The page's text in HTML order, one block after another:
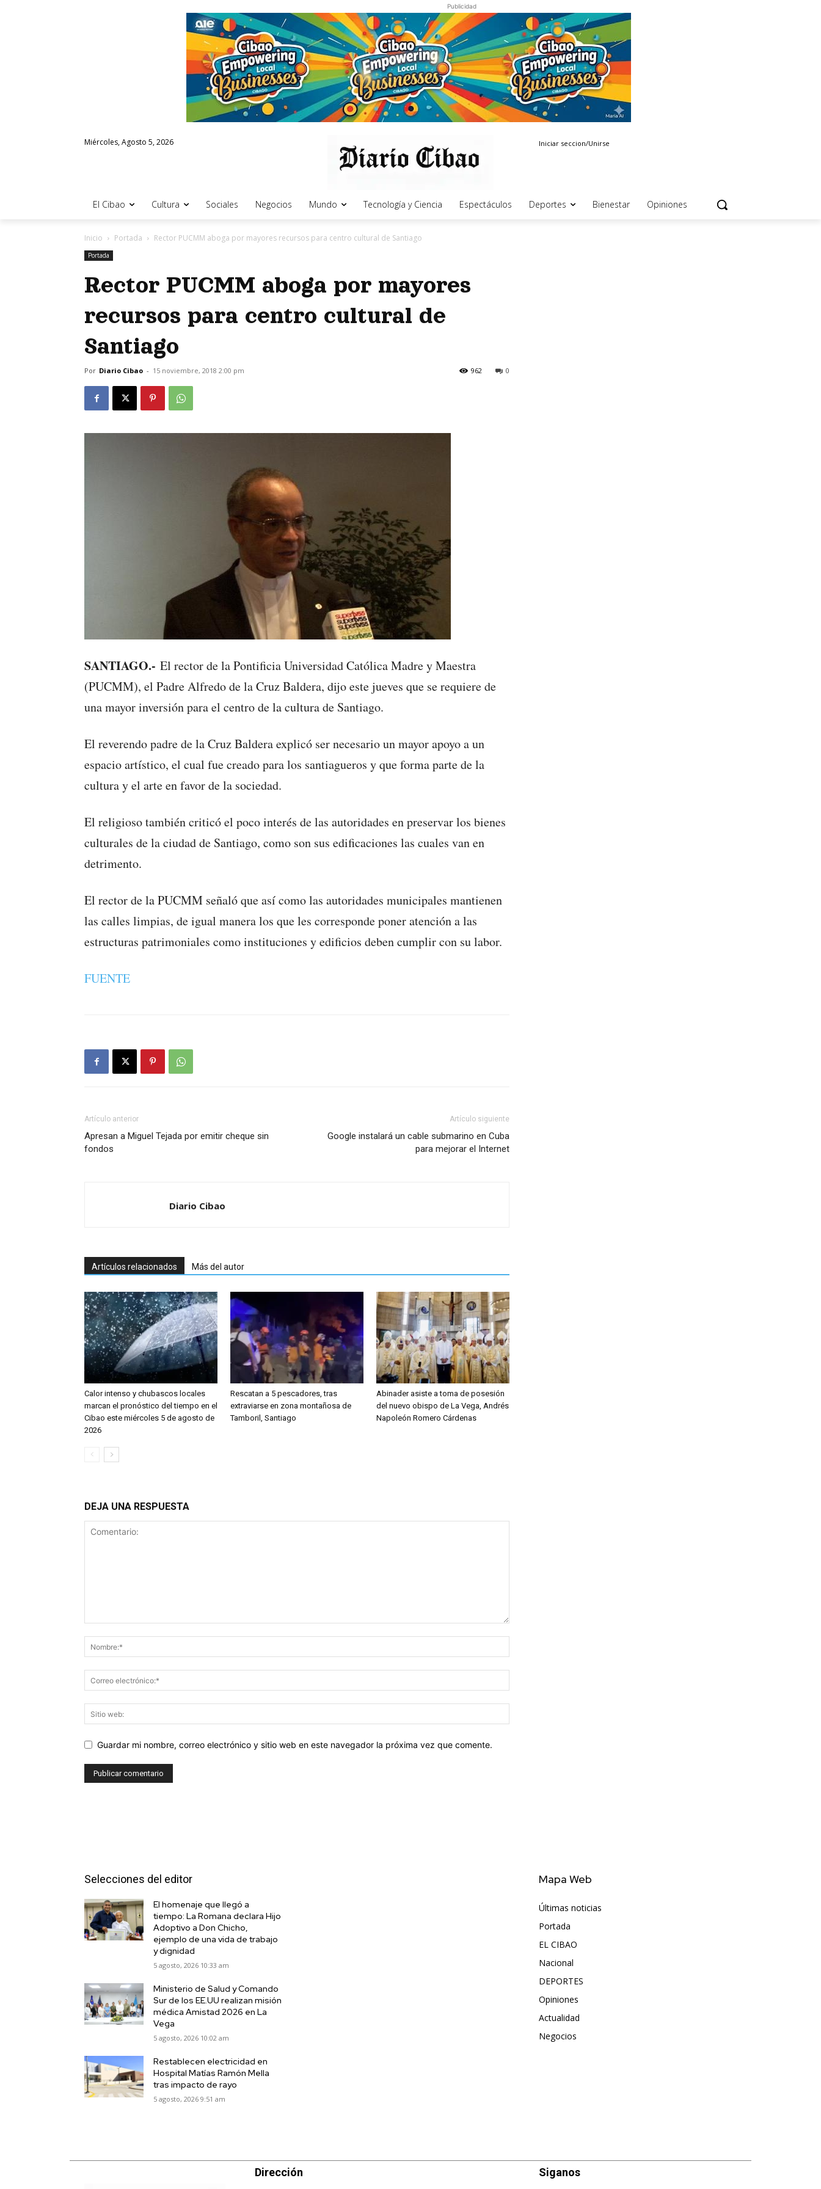
Publicidad
Miércoles, Agosto 5, 2026 Iniciar seccion/Unirse
El Cibao Cultura Sociales Negocios Mundo Tecnología y Ciencia Espectáculos Deportes Bienestar Opiniones
Inicio Portada Rector PUCMM aboga por mayores recursos para centro cultural de Santiago
Portada
Rector PUCMM aboga por mayores
recursos para centro cultural de
Santiago
Por Diario Cibao - 15 noviembre, 2018 2:00 pm 0
962
SANTIAGO.- El rector de la Pontificia Universidad Católica Madre y Maestra
(PUCMM), el Padre Alfredo de la Cruz Baldera, dijo este jueves que se requiere de
una mayor inversión para el centro de la cultura de Santiago.
El reverendo padre de la Cruz Baldera explicó ser necesario un mayor apoyo a un
espacio artístico, el cual fue creado para los santiagueros y que forma parte de la
cultura y el arte en favor de la sociedad.
El religioso también criticó el poco interés de las autoridades en preservar los bienes
culturales de la ciudad de Santiago, como son sus edificaciones las cuales van en
detrimento.
El rector de la PUCMM señaló que así como las autoridades municipales mantienen
las calles limpias, de igual manera los que les corresponde poner atención a las
estructuras patrimoniales como instituciones y edificios deben cumplir con su labor.
FUENTE
Artículo anterior
Apresan a Miguel Tejada por emitir cheque sin
fondos
Artículo siguiente
Google instalará un cable submarino en Cuba
para mejorar el Internet
Diario Cibao
Artículos relacionados Más del autor
Calor intenso y chubascos locales
marcan el pronóstico del tiempo en el
Cibao este miércoles 5 de agosto de
2026
Rescatan a 5 pescadores, tras
extraviarse en zona montañosa de
Tamboril, Santiago
Abinader asiste a toma de posesión
del nuevo obispo de La Vega, Andrés
Napoleón Romero Cárdenas
DEJA UNA RESPUESTA
Guardar mi nombre, correo electrónico y sitio web en este navegador la próxima vez que comente.
Selecciones del editor
El homenaje que llegó a
tiempo: La Romana declara Hijo
Adoptivo a Don Chicho,
ejemplo de una vida de trabajo
y dignidad
5 agosto, 2026 10:33 am
Ministerio de Salud y Comando
Sur de los EE.UU realizan misión
médica Amistad 2026 en La
Vega
5 agosto, 2026 10:02 am
Restablecen electricidad en
Hospital Matías Ramón Mella
tras impacto de rayo
5 agosto, 2026 9:51 am
Mapa Web
Últimas noticias
Portada
EL CIBAO
Nacional
DEPORTES
Opiniones
Actualidad
Negocios
Dirección Siganos